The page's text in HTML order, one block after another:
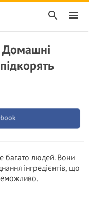
Домашні
людей. Вони
інгредієнтів, що